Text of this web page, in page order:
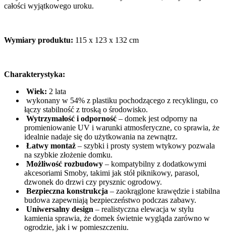
całości wyjątkowego uroku.
Wymiary produktu: 115 x 123 x 132 cm
Charakterystyka:
Wiek: 2 lata
wykonany w 54% z plastiku pochodzącego z recyklingu, co
łączy stabilność z troską o środowisko.
Wytrzymałość i odporność – domek jest odporny na
promieniowanie UV i warunki atmosferyczne, co sprawia, że
idealnie nadaje się do użytkowania na zewnątrz.
Łatwy montaż – szybki i prosty system wtykowy pozwala
na szybkie złożenie domku.
Możliwość rozbudowy – kompatybilny z dodatkowymi
akcesoriami Smoby, takimi jak stół piknikowy, parasol,
dzwonek do drzwi czy prysznic ogrodowy.
Bezpieczna konstrukcja – zaokrąglone krawędzie i stabilna
budowa zapewniają bezpieczeństwo podczas zabawy.
Uniwersalny design – realistyczna elewacja w stylu
kamienia sprawia, że domek świetnie wygląda zarówno w
ogrodzie, jak i w pomieszczeniu.